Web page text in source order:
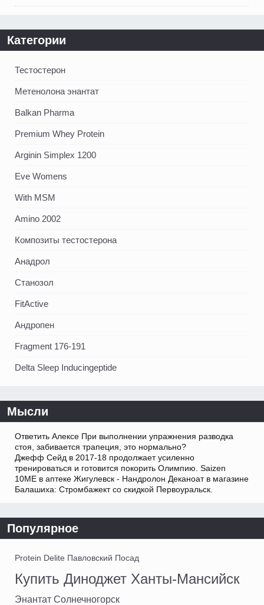
Категории
Тестостерон
Метенолона энантат
Balkan Pharma
Premium Whey Protein
Arginin Simplex 1200
Eve Womens
With MSM
Amino 2002
Композиты тестостерона
Анадрол
Станозол
FitActive
Андропен
Fragment 176-191
Delta Sleep Inducingeptide
Мысли
Ответить Алексе При выполнении упражнения разводка
стоя, забивается трапеция, это нормально?
Джефф Сейд в 2017-18 продолжает усиленно
тренироваться и готовится покорить Олимпию. Saizen
10ME в аптеке Жигулевск - Нандролон Деканоат в магазине
Балашиха: Стромбажект со скидкой Первоуральск.
Популярное
Protein Delite Павловский Посад
Купить Диноджет Ханты-Мансийск
Энантат Солнечногорск